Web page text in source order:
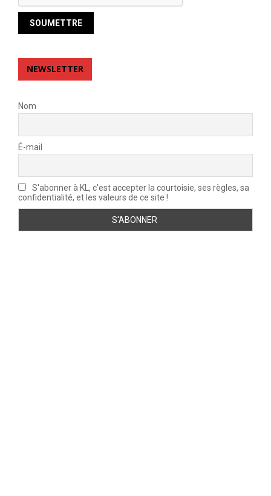
NEWSLETTER
Nom
É-mail
S'abonner à KL, c'est accepter la courtoisie, ses règles, sa
confidentialité, et les valeurs de ce site !